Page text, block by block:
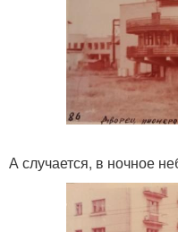
А случается, в ночное